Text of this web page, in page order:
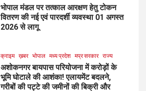
भोपाल मंडल पर तत्काल आरक्षण हेतु टोकन
वितरण की नई एवं पारदर्शी व्यवस्था 01 अगस्त
2026 से लागू
क्राइम ख़बर भोपाल मध्य प्रदेश मप्र सरकार राज्य
अशोकनगर बायपास परियोजना में करोड़ों के
भूमि घोटाले की आशंका! एलायमेंट बदलने,
गरीबों की पट्टे की जमीनों की बिक्री और